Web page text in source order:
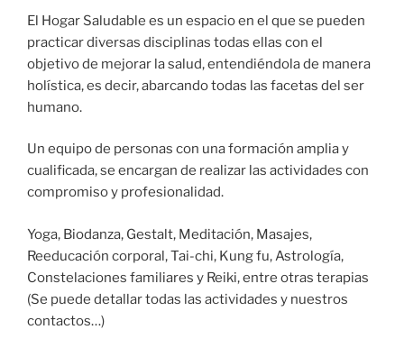
El Hogar Saludable es un espacio en el que se pueden
practicar diversas disciplinas todas ellas con el
objetivo de mejorar la salud, entendiéndola de manera
holística, es decir, abarcando todas las facetas del ser
humano.
Un equipo de personas con una formación amplia y
cualificada, se encargan de realizar las actividades con
compromiso y profesionalidad.
Yoga, Biodanza, Gestalt, Meditación, Masajes,
Reeducación corporal, Tai-chi, Kung fu, Astrología,
Constelaciones familiares y Reiki, entre otras terapias
(Se puede detallar todas las actividades y nuestros
contactos…)